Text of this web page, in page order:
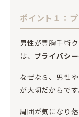
ポイント１：
男性が豊胸手術
は、 プライバシ
なぜなら、男性
が大切だからです
周囲が気になり